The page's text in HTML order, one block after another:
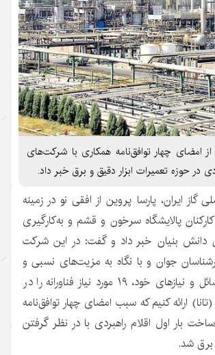
چهار توافق‌نامه همکاری با شرکت‌های
در حوزه تعمیرات ابزار دقیق و برق خبر داد.
گاز ایران، پارسا پروین از افقی نو در زمینه
پالایشگاه سرخون و قشم و به‌کارگیری
بنیان خبر داد و گفت: در این شرکت
جوان و با نگاه به مزیت‌های نسبی و
خود، ۱۹ مورد نیاز فناورانهرا در
(تانا) ارائه کنیم که سبب امضای چهار توافق‌نامه
بار اول اقلام راهبردی با در نظر گرفتن
برق شد.